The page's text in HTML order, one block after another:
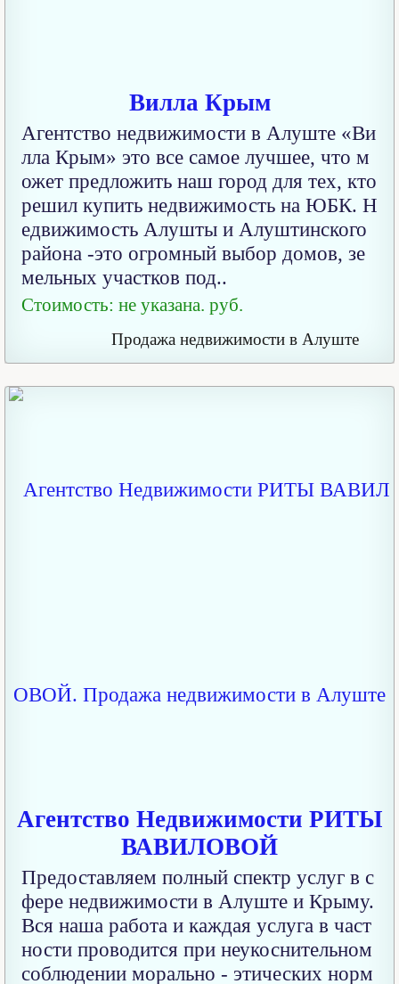
Вилла Крым
Агентство недвижимости в Алуште «Ви
лла Крым» это все самое лучшее, что м
ожет предложить наш город для тех, кто
решил купить недвижимость на ЮБК. Н
едвижимость Алушты и Алуштинского
района -это огромный выбор домов, зе
мельных участков под..
Стоимость: не указана. руб.
Продажа недвижимости в Алуште
Агентство Недвижимости РИТЫ
ВАВИЛОВОЙ
Предоставляем полный спектр услуг в с
фере недвижимости в Алуште и Крыму.
Вся наша работа и каждая услуга в част
ности проводится при неукоснительном
соблюдении морально - этических норм